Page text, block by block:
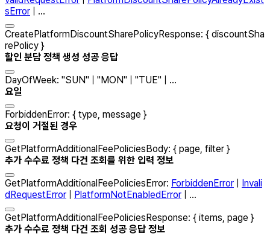
sError | ...
CreatePlatformDiscountSharePolicyResponse: { discountSha
rePolicy }
할인 분담 정책 생성 성공 응답
DayOfWeek: "SUN" "MON" "TUE" | ...
요일
ForbiddenError: { type, message }
요청이 거절된 경우
GetPlatformAdditionalFeePoliciesBody: { page, filter }
추가 수수료 정책 다건 조회를 위한 입력 정보
GetPlatformAdditionalFeePoliciesError: ForbiddenError
Invali
dRequestError
PlatformNotEnabledError | ...
GetPlatformAdditionalFeePoliciesResponse: { items, page }
추가 수수료 정책 다건 조회 성공 응답 정보